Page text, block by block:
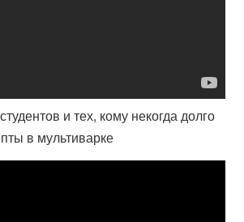
и тех, кому некогда долго
в мультиварке